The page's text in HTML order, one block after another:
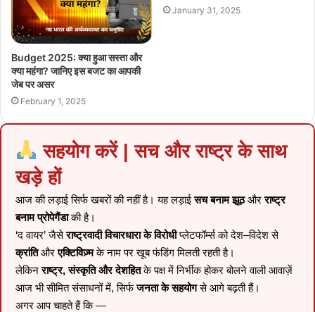
Budget 2025: क्या हुआ सस्ता और
क्या महंगा? जानिए इस बजट का आपकी
जेब पर असर
February 1, 2025
January 31, 2025
सहयोग करें | सच और राष्ट्र के साथ
खड़े हों
आज की लड़ाई सिर्फ खबरों की नहीं है। यह लड़ाईसच बनाम झूठऔरराष्ट्र
बनाम प्रोपेगैंडाकी है।
‘द वायर’ जैसेराष्ट्रवादी विचारधारा के विरोधीप्लेटफॉर्म्स को देश–विदेश से
क्रांतिऔरएक्टिविज़्मके नाम पर खूब फंडिंग मिलती रहती है।
लेकिनराष्ट्र, संस्कृति और देशहितके पक्ष में निर्भीक होकर बोलने वाली आवाज़ें
आज भी सीमित संसाधनों में, सिर्फजनता के सहयोगसे आगे बढ़ती हैं।
अगर आप चाहते हैं कि —